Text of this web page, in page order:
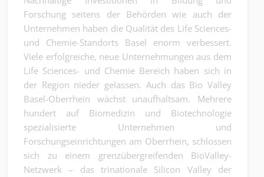
Forschung seitens der Behörden wie auch der
Unternehmen haben die Qualität des Life Sciences-
und Chemie-Standorts Basel enorm verbessert.
Viele erfolgreiche, neue Unternehmungen aus dem
Life Sciences- und Chemie Bereich haben sich in
der Region nieder gelassen. Auch das Bio Valley
Basel-Oberrhein wächst unaufhaltsam. Mehrere
hundert auf Biomedizin und Biotechnologie
spezialisierte Unternehmen und
Forschungseinrichtungen am Oberrhein, schlossen
sich zu einem grenzübergreifenden BioValley-
Netzwerk – das trinationale Silicon Valley der